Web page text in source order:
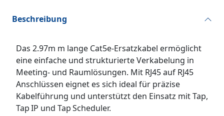
Beschreibung
Das 2.97m m lange Cat5e‑Ersatzkabel ermöglicht
eine einfache und strukturierte Verkabelung in
Meeting‑ und Raumlösungen. Mit RJ45 auf RJ45
Anschlüssen eignet es sich ideal für präzise
Kabelführung und unterstützt den Einsatz mit Tap,
Tap IP und Tap Scheduler.